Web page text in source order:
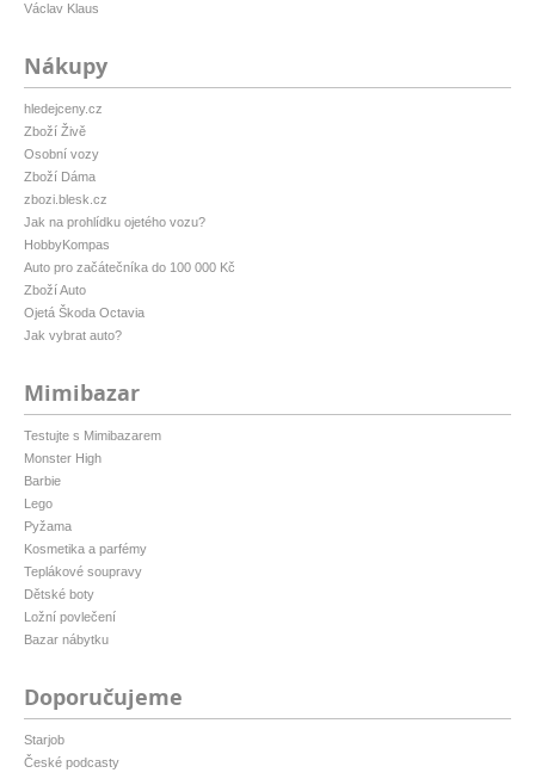
Václav Klaus
Nákupy
hledejceny.cz
Zboží Živě
Osobní vozy
Zboží Dáma
zbozi.blesk.cz
Jak na prohlídku ojetého vozu?
HobbyKompas
Auto pro začátečníka do 100 000 Kč
Zboží Auto
Ojetá Škoda Octavia
Jak vybrat auto?
Mimibazar
Testujte s Mimibazarem
Monster High
Barbie
Lego
Pyžama
Kosmetika a parfémy
Teplákové soupravy
Dětské boty
Ložní povlečení
Bazar nábytku
Doporučujeme
Starjob
České podcasty